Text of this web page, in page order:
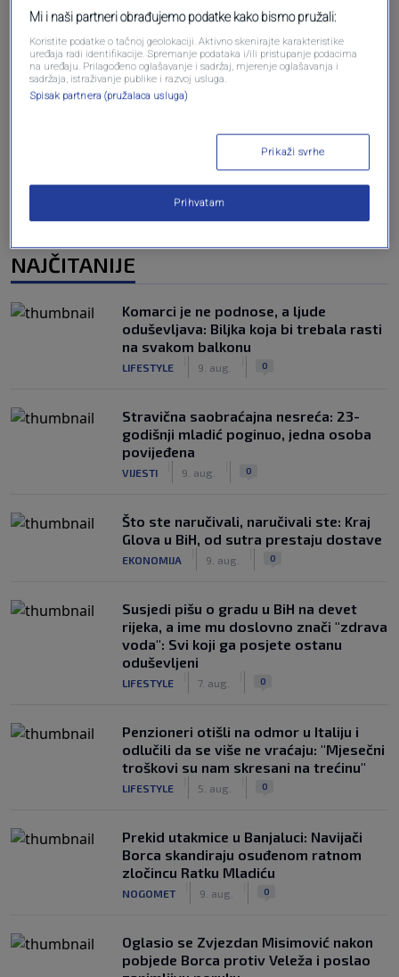
NAJČITANIJE
Komarci je ne podnose, a ljude
oduševljava: Biljka koja bi trebala rasti
na svakom balkonu
LIFESTYLE 9. aug. 0
Stravična saobraćajna nesreća: 23-
godišnji mladić poginuo, jedna osoba
povijeđena
VIJESTI 9. aug. 0
Što ste naručivali, naručivali ste: Kraj
Glova u BiH, od sutra prestaju dostave
EKONOMIJA 9. aug. 0
Susjedi pišu o gradu u BiH na devet
rijeka, a ime mu doslovno znači "zdrava
voda": Svi koji ga posjete ostanu
oduševljeni
LIFESTYLE 7. aug. 0
Penzioneri otišli na odmor u Italiju i
odlučili da se više ne vraćaju: "Mjesečni
troškovi su nam skresani na trećinu"
LIFESTYLE 5. aug. 0
Prekid utakmice u Banjaluci: Navijači
Borca skandiraju osuđenom ratnom
zločincu Ratku Mladiću
NOGOMET 9. aug. 0
Oglasio se Zvjezdan Misimović nakon
pobjede Borca protiv Veleža i poslao
Mi i naši partneri obrađujemo podatke kako bismo pružali:
Koristite podatke o tačnoj geolokaciji. Aktivno skenirajte karakteristike
uređaja radi identifikacije. Spremanje podataka i/ili pristupanje podacima
na uređaju. Prilagođeno oglašavanje i sadržaj, mjerenje oglašavanja i
sadržaja, istraživanje publike i razvoj usluga.
Spisak partnera (pružalaca usluga)
Prikaži svrhe
Prihvatam